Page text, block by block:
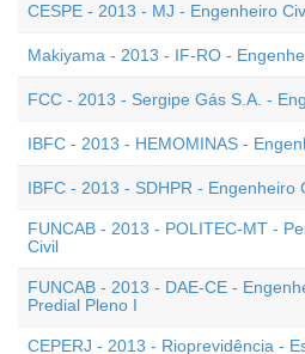
CESPE - 2013 - MJ - Engenheiro
Makiyama - 2013 - IF-RO -
FCC - 2013 - Sergipe Gás S.A. -
IBFC - 2013 - HEMOMINAS -
IBFC - 2013 - SDHPR - Engenheiro
FUNCAB - 2013 - POLITEC-MT -
Civil
FUNCAB - 2013 - DAE-CE -
Predial Pleno I
CEPERJ - 2013 - Rioprevidência -